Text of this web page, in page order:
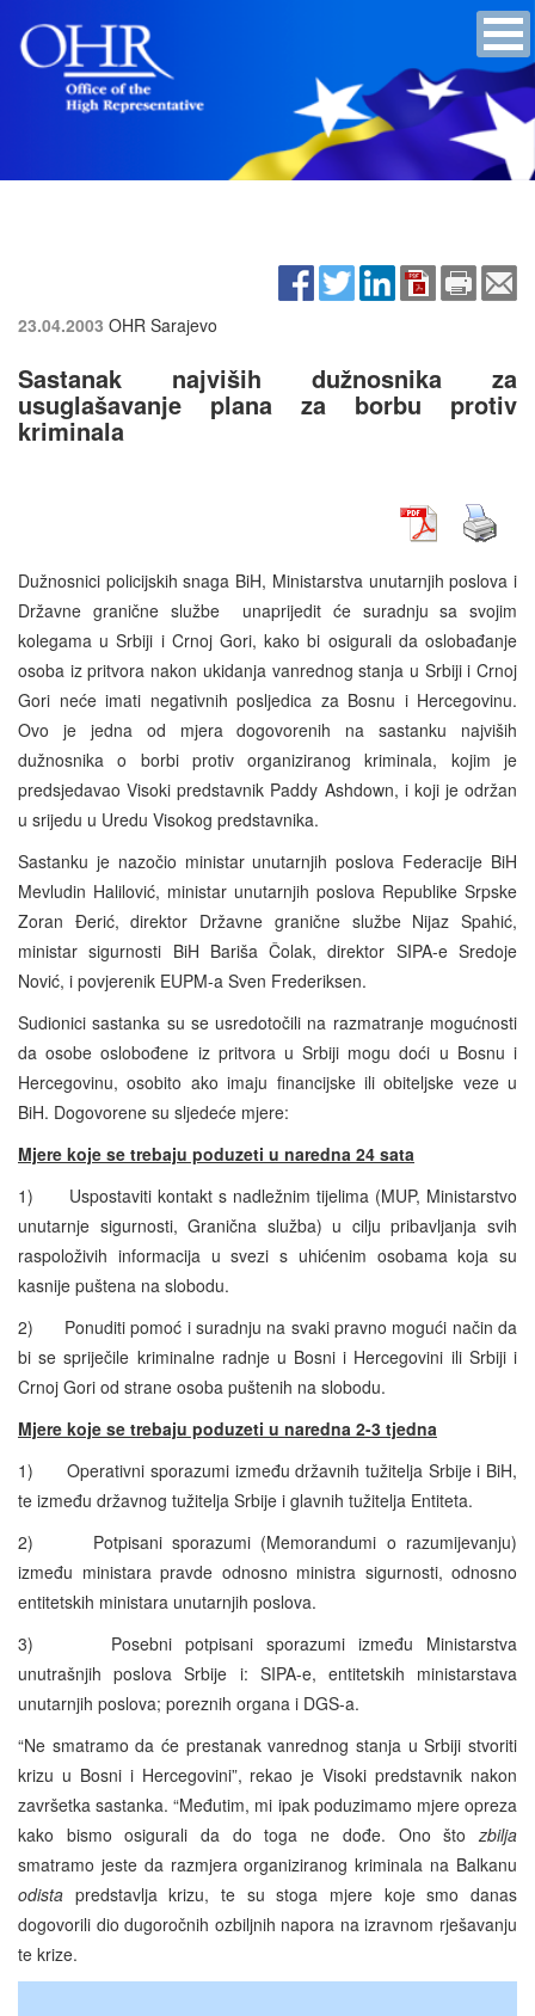
23.04.2003 OHR Sarajevo
Sastanak najviših dužnosnika za
usuglašavanje plana za borbu protiv
kriminala
Dužnosnici policijskih snaga BiH, Ministarstva unutarnjih poslova i
Državne granične službe unaprijedit će suradnju sa svojim
kolegama u Srbiji i Crnoj Gori, kako bi osigurali da oslobađanje
osoba iz pritvora nakon ukidanja vanrednog stanja u Srbiji i Crnoj
Gori neće imati negativnih posljedica za Bosnu i Hercegovinu.
Ovo je jedna od mjera dogovorenih na sastanku najviših
dužnosnika o borbi protiv organiziranog kriminala, kojim je
predsjedavao Visoki predstavnik Paddy Ashdown, i koji je održan
u srijedu u Uredu Visokog predstavnika.
Sastanku je nazočio ministar unutarnjih poslova Federacije BiH
Mevludin Halilović, ministar unutarnjih poslova Republike Srpske
Zoran Đerić, direktor Državne granične službe Nijaz Spahić,
ministar sigurnosti BiH Bariša Čolak, direktor SIPA-e Sredoje
Nović, i povjerenik EUPM-a Sven Frederiksen.
Sudionici sastanka su se usredotočili na razmatranje mogućnosti
da osobe oslobođene iz pritvora u Srbiji mogu doći u Bosnu i
Hercegovinu, osobito ako imaju financijske ili obiteljske veze u
BiH. Dogovorene su sljedeće mjere:
Mjere koje se trebaju poduzeti u naredna 24 sata
1) Uspostaviti kontakt s nadležnim tijelima (MUP, Ministarstvo
unutarnje sigurnosti, Granična služba) u cilju pribavljanja svih
raspoloživih informacija u svezi s uhićenim osobama koja su
kasnije puštena na slobodu.
2) Ponuditi pomoć i suradnju na svaki pravno mogući način da
bi se spriječile kriminalne radnje u Bosni i Hercegovini ili Srbiji i
Crnoj Gori od strane osoba puštenih na slobodu.
Mjere koje se trebaju poduzeti u naredna 2-3 tjedna
1) Operativni sporazumi između državnih tužitelja Srbije i BiH,
te između državnog tužitelja Srbije i glavnih tužitelja Entiteta.
2) Potpisani sporazumi (Memorandumi o razumijevanju)
između ministara pravde odnosno ministra sigurnosti, odnosno
entitetskih ministara unutarnjih poslova.
3) Posebni potpisani sporazumi između Ministarstva
unutrašnjih poslova Srbije i: SIPA-e, entitetskih ministarstava
unutarnjih poslova; poreznih organa i DGS-a.
“Ne smatramo da će prestanak vanrednog stanja u Srbiji stvoriti
krizu u Bosni i Hercegovini”, rekao je Visoki predstavnik nakon
završetka sastanka. “Međutim, mi ipak poduzimamo mjere opreza
kako bismo osigurali da do toga ne dođe. Ono što zbilja
smatramo jeste da razmjera organiziranog kriminala na Balkanu
odista predstavlja krizu, te su stoga mjere koje smo danas
dogovorili dio dugoročnih ozbiljnih napora na izravnom rješavanju
te krize.